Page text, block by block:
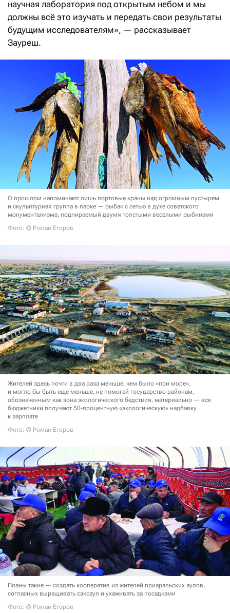
научная лаборатория под открытым небом и мы
должны всё это изучать и передать свои результаты
будущим исследователям», — рассказывает
Зауреш.
О прошлом напоминают лишь портовые краны над огромным пустырем
и скульптурная группа в парке — рыбак с сетью в духе советского
монументализма, подпираемый двумя толстыми веселыми рыбинами
Фото: © Роман Егоров
Жителей здесь почти в два раза меньше, чем было «при море»,
и могло бы быть еще меньше, не помогай государство районам,
обозначенным как зона экологического бедствия, материально — все
бюджетники получают 50-процентную «экологическую» надбавку
к зарплате
Фото: © Роман Егоров
Планы такие — создать кооператив из жителей приаральских аулов,
согласных выращивать саксаул и ухаживать за посадками
Фото: © Роман Егоров